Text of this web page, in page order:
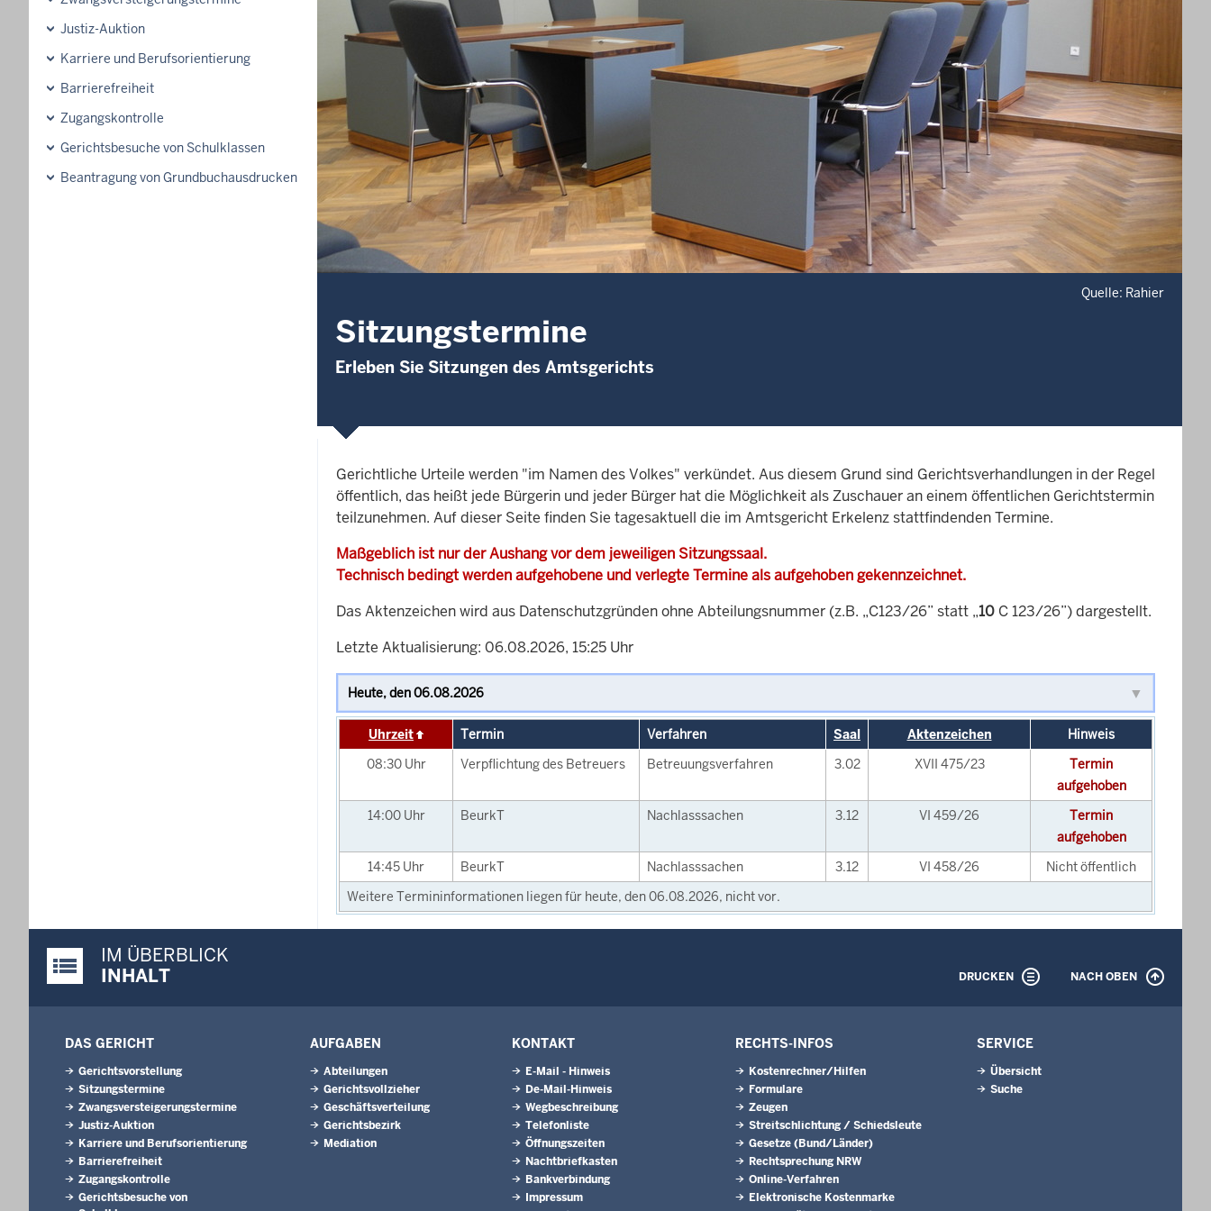
Justiz-Auktion
Karriere und Berufsorientierung
Barrierefreiheit
Zugangskontrolle
Gerichtsbesuche von Schulklassen
Beantragung von Grundbuchausdrucken
Quelle: Rahier
Sitzungstermine
Erleben Sie Sitzungen des Amtsgerichts
Gerichtliche Urteile werden "im Namen des Volkes" verkündet. Aus diesem Grund sind Gerichtsverhandlungen in der Regel
öffentlich, das heißt jede Bürgerin und jeder Bürger hat die Möglichkeit als Zuschauer an einem öffentlichen Gerichtstermin
teilzunehmen. Auf dieser Seite finden Sie tagesaktuell die im Amtsgericht Erkelenz stattfindenden Termine.
Maßgeblich ist nur der Aushang vor dem jeweiligen Sitzungssaal.
Technisch bedingt werden aufgehobene und verlegte Termine als aufgehoben gekennzeichnet.
Das Aktenzeichen wird aus Datenschutzgründen ohne Abteilungsnummer (z.B. „C123/26” statt „10 C 123/26”) dargestellt.
Letzte Aktualisierung: 06.08.2026, 15:25 Uhr
Uhrzeit Termin Verfahren Saal Aktenzeichen
Hinweis
08:30 Uhr Verpflichtung des Betreuers Betreuungsverfahren 3.02 XVII 475/23
Termin
aufgehoben
14:00 Uhr BeurkT Nachlasssachen 3.12 VI 459/26
Termin
aufgehoben
14:45 Uhr BeurkT Nachlasssachen 3.12 VI 458/26
Nicht öffentlich
Weitere Termininformationen liegen für heute, den 06.08.2026, nicht vor.
Justiz-Portal im Überblick:
IM ÜBERBLICK
INHALT
DRUCKEN NACH OBEN
DAS GERICHT
Gerichtsvorstellung
Sitzungstermine
Zwangsversteigerungs­termine
Justiz-Auktion
Karriere und Berufsorientierung
Barrierefreiheit
Zugangskontrolle
Gerichtsbesuche von
AUFGABEN
Abteilungen
Gerichtsvollzieher
Geschäftsverteilung
Gerichtsbezirk
Mediation
KONTAKT
E-Mail - Hinweis
De-Mail-Hinweis
Wegbeschreibung
Telefonliste
Öffnungszeiten
Nachtbriefkasten
Bankverbindung
Impressum
RECHTS-INFOS
Kostenrechner/Hilfen
Formulare
Zeugen
Streitschlichtung / Schiedsleute
Gesetze (Bund/Länder)
Rechtsprechung NRW
Online-Verfahren
Elektronische Kostenmarke
SERVICE
Übersicht
Suche